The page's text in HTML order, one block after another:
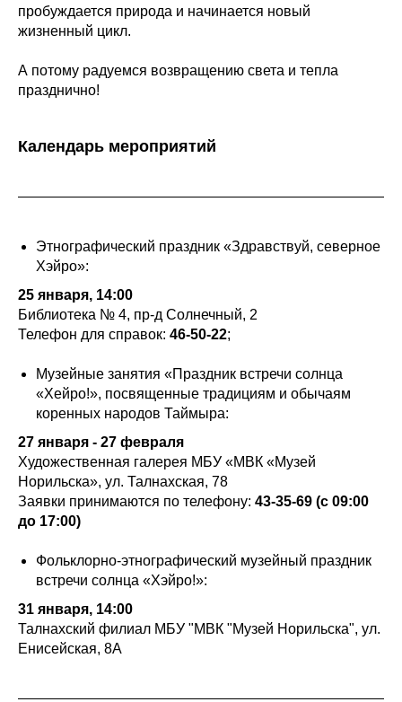
пробуждается природа и начинается новый
жизненный цикл.
А потому радуемся возвращению света и тепла
празднично!
Календарь мероприятий
Этнографический праздник «Здравствуй, северное
Хэйро»:
25 января, 14:00
Библиотека № 4, пр-д Солнечный, 2
Телефон для справок: 46-50-22;
Музейные занятия «Праздник встречи солнца
«Хейро!», посвященные традициям и обычаям
коренных народов Таймыра:
27 января - 27 февраля
Художественная галерея МБУ «МВК «Музей
Норильска», ул. Талнахская, 78
Заявки принимаются по телефону: 43-35-69 (с 09:00
до 17:00)
Фольклорно-этнографический музейный праздник
встречи солнца «Хэйро!»:
31 января, 14:00
Талнахский филиал МБУ "МВК "Музей Норильска", ул.
Енисейская, 8А